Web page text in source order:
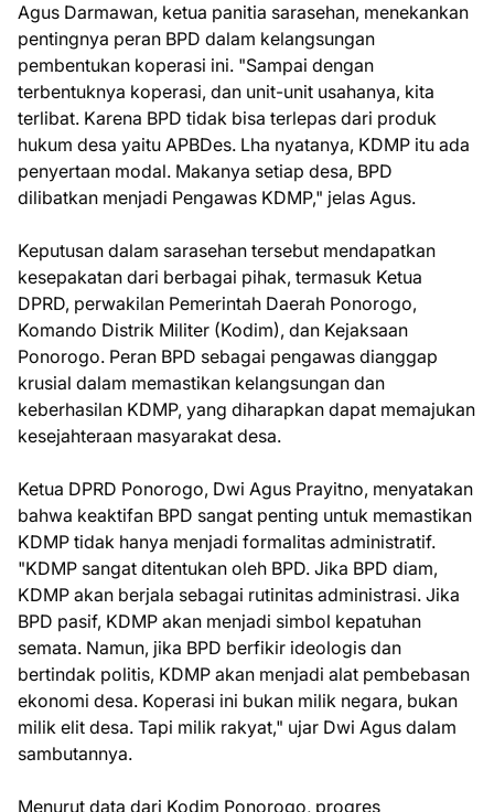
Agus Darmawan, ketua panitia sarasehan, menekankan
pentingnya peran BPD dalam kelangsungan
pembentukan koperasi ini. "Sampai dengan
terbentuknya koperasi, dan unit-unit usahanya, kita
terlibat. Karena BPD tidak bisa terlepas dari produk
hukum desa yaitu APBDes. Lha nyatanya, KDMP itu ada
penyertaan modal. Makanya setiap desa, BPD
dilibatkan menjadi Pengawas KDMP," jelas Agus.
Keputusan dalam sarasehan tersebut mendapatkan
kesepakatan dari berbagai pihak, termasuk Ketua
DPRD, perwakilan Pemerintah Daerah Ponorogo,
Komando Distrik Militer (Kodim), dan Kejaksaan
Ponorogo. Peran BPD sebagai pengawas dianggap
krusial dalam memastikan kelangsungan dan
keberhasilan KDMP, yang diharapkan dapat memajukan
kesejahteraan masyarakat desa.
Ketua DPRD Ponorogo, Dwi Agus Prayitno, menyatakan
bahwa keaktifan BPD sangat penting untuk memastikan
KDMP tidak hanya menjadi formalitas administratif.
"KDMP sangat ditentukan oleh BPD. Jika BPD diam,
KDMP akan berjala sebagai rutinitas administrasi. Jika
BPD pasif, KDMP akan menjadi simbol kepatuhan
semata. Namun, jika BPD berfikir ideologis dan
bertindak politis, KDMP akan menjadi alat pembebasan
ekonomi desa. Koperasi ini bukan milik negara, bukan
milik elit desa. Tapi milik rakyat," ujar Dwi Agus dalam
sambutannya.
Menurut data dari Kodim Ponorogo, progres